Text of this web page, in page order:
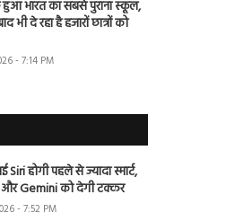
भारत का सबसे पुराना स्कूल,
भी दे रहा है हजारों छात्रों को
- 7:14 PM
Siri होगी पहले से ज्यादा स्मार्ट,
Gemini को देगी टक्कर
- 7:52 PM